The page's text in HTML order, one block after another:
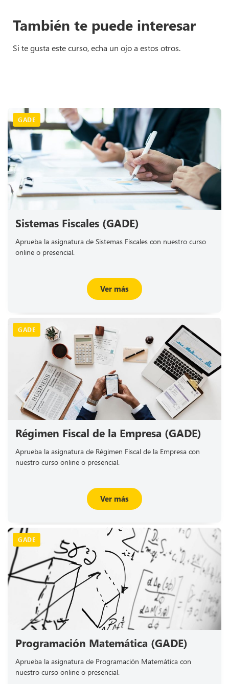
También te puede interesar
Si te gusta este curso, echa un ojo a estos otros.
GADE
Sistemas Fiscales (GADE)
Aprueba la asignatura de Sistemas Fiscales con nuestro curso
online o presencial.
Ver más
GADE
Régimen Fiscal de la Empresa (GADE)
Aprueba la asignatura de Régimen Fiscal de la Empresa con
nuestro curso online o presencial.
Ver más
GADE
Programación Matemática (GADE)
Aprueba la asignatura de Programación Matemática con
nuestro curso online o presencial.